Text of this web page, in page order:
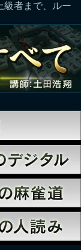
級者まで、ルー